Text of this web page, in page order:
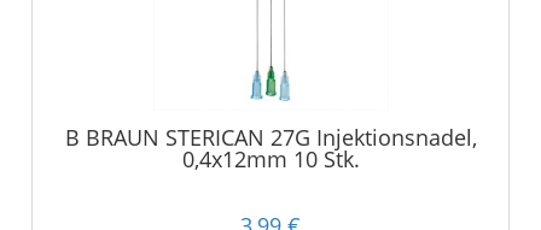
B BRAUN STERICAN 27G Injektionsnadel,
0,4x12mm 10 Stk.